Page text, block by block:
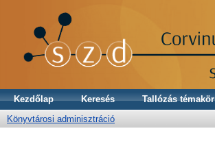
Kezdőlap Keresés Tallózás
Könyvtárosi adminisztráció